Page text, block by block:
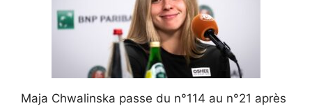
Maja Chwalinska passe du n°114 au n°21 après